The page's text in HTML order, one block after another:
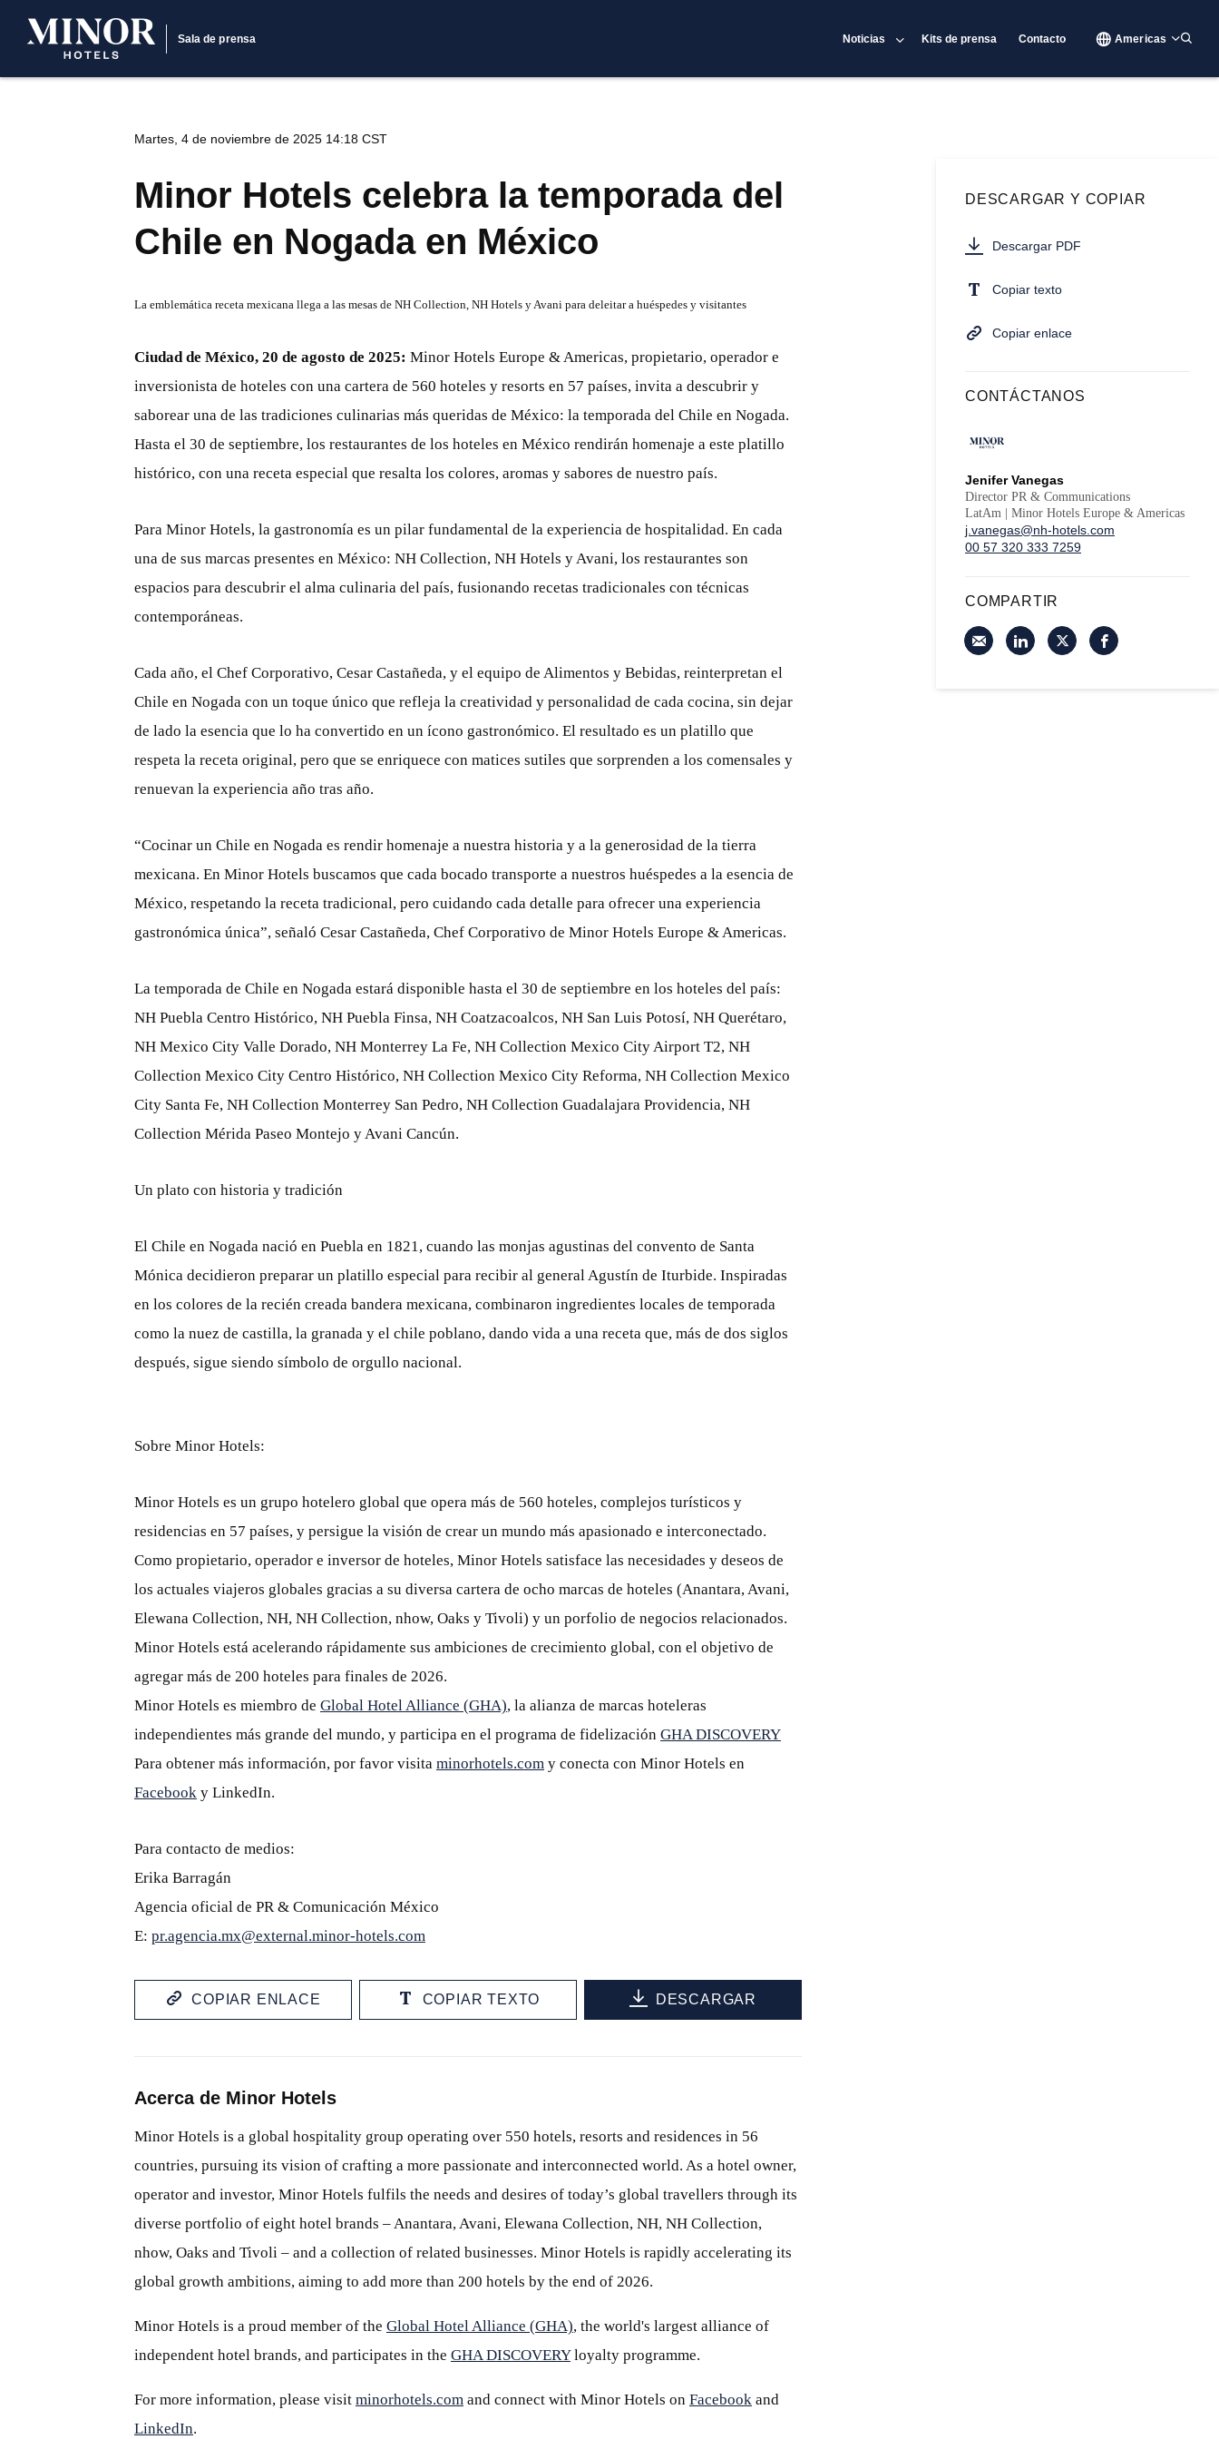
Sala de prensa Noticias Kits de prensa Contacto Americas
Martes, 4 de noviembre de 2025 14:18 CST
Minor Hotels celebra la temporada del
Chile en Nogada en México
La emblemática receta mexicana llega a las mesas de NH Collection, NH Hotels y Avani para deleitar a huéspedes y visitantes
Ciudad de México, 20 de agosto de 2025: Minor Hotels Europe & Americas, propietario, operador e
inversionista de hoteles con una cartera de 560 hoteles y resorts en 57 países, invita a descubrir y
saborear una de las tradiciones culinarias más queridas de México: la temporada del Chile en Nogada.
Hasta el 30 de septiembre, los restaurantes de los hoteles en México rendirán homenaje a este platillo
histórico, con una receta especial que resalta los colores, aromas y sabores de nuestro país.
Para Minor Hotels, la gastronomía es un pilar fundamental de la experiencia de hospitalidad. En cada
una de sus marcas presentes en México: NH Collection, NH Hotels y Avani, los restaurantes son
espacios para descubrir el alma culinaria del país, fusionando recetas tradicionales con técnicas
contemporáneas.
Cada año, el Chef Corporativo, Cesar Castañeda, y el equipo de Alimentos y Bebidas, reinterpretan el
Chile en Nogada con un toque único que refleja la creatividad y personalidad de cada cocina, sin dejar
de lado la esencia que lo ha convertido en un ícono gastronómico. El resultado es un platillo que
respeta la receta original, pero que se enriquece con matices sutiles que sorprenden a los comensales y
renuevan la experiencia año tras año.
“Cocinar un Chile en Nogada es rendir homenaje a nuestra historia y a la generosidad de la tierra
mexicana. En Minor Hotels buscamos que cada bocado transporte a nuestros huéspedes a la esencia de
México, respetando la receta tradicional, pero cuidando cada detalle para ofrecer una experiencia
gastronómica única”, señaló Cesar Castañeda, Chef Corporativo de Minor Hotels Europe & Americas.
La temporada de Chile en Nogada estará disponible hasta el 30 de septiembre en los hoteles del país:
NH Puebla Centro Histórico, NH Puebla Finsa, NH Coatzacoalcos, NH San Luis Potosí, NH Querétaro,
NH Mexico City Valle Dorado, NH Monterrey La Fe, NH Collection Mexico City Airport T2, NH
Collection Mexico City Centro Histórico, NH Collection Mexico City Reforma, NH Collection Mexico
City Santa Fe, NH Collection Monterrey San Pedro, NH Collection Guadalajara Providencia, NH
Collection Mérida Paseo Montejo y Avani Cancún.
Un plato con historia y tradición
El Chile en Nogada nació en Puebla en 1821, cuando las monjas agustinas del convento de Santa
Mónica decidieron preparar un platillo especial para recibir al general Agustín de Iturbide. Inspiradas
en los colores de la recién creada bandera mexicana, combinaron ingredientes locales de temporada
como la nuez de castilla, la granada y el chile poblano, dando vida a una receta que, más de dos siglos
después, sigue siendo símbolo de orgullo nacional.
Sobre Minor Hotels:
Minor Hotels es un grupo hotelero global que opera más de 560 hoteles, complejos turísticos y
residencias en 57 países, y persigue la visión de crear un mundo más apasionado e interconectado.
Como propietario, operador e inversor de hoteles, Minor Hotels satisface las necesidades y deseos de
los actuales viajeros globales gracias a su diversa cartera de ocho marcas de hoteles (Anantara, Avani,
Elewana Collection, NH, NH Collection, nhow, Oaks y Tivoli) y un porfolio de negocios relacionados.
Minor Hotels está acelerando rápidamente sus ambiciones de crecimiento global, con el objetivo de
agregar más de 200 hoteles para finales de 2026.
Minor Hotels es miembro de Global Hotel Alliance (GHA), la alianza de marcas hoteleras
independientes más grande del mundo, y participa en el programa de fidelización GHA DISCOVERY
Para obtener más información, por favor visita minorhotels.com y conecta con Minor Hotels en
Facebook y LinkedIn.
Para contacto de medios:
Erika Barragán
Agencia oficial de PR & Comunicación México
E: pr.agencia.mx@external.minor-hotels.com
COPIAR ENLACE COPIAR TEXTO DESCARGAR
Acerca de Minor Hotels
Minor Hotels is a global hospitality group operating over 550 hotels, resorts and residences in 56
countries, pursuing its vision of crafting a more passionate and interconnected world. As a hotel owner,
operator and investor, Minor Hotels fulfils the needs and desires of today’s global travellers through its
diverse portfolio of eight hotel brands – Anantara, Avani, Elewana Collection, NH, NH Collection,
nhow, Oaks and Tivoli – and a collection of related businesses. Minor Hotels is rapidly accelerating its
global growth ambitions, aiming to add more than 200 hotels by the end of 2026.
Minor Hotels is a proud member of the Global Hotel Alliance (GHA), the world's largest alliance of
independent hotel brands, and participates in the GHA DISCOVERYloyalty programme.
For more information, please visit minorhotels.com and connect with Minor Hotels on Facebook and
LinkedIn.
DESCARGAR Y COPIAR
Descargar PDF
Copiar texto
Copiar enlace
CONTÁCTANOS
Jenifer Vanegas
Director PR & Communications
LatAm | Minor Hotels Europe & Americas
j.vanegas@nh-hotels.com
00 57 320 333 7259
COMPARTIR